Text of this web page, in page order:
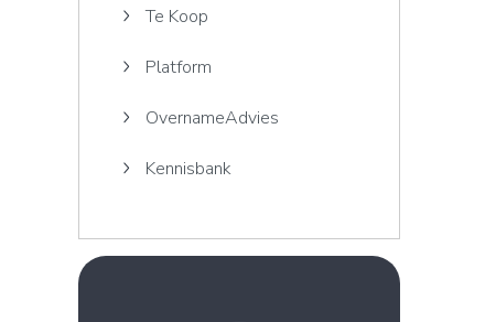
Te Koop
Platform
OvernameAdvies
Kennisbank